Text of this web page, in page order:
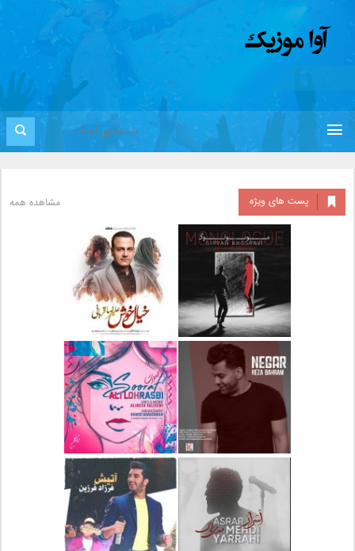
پست های ویژه مشاهده همه
دانلود آلبوم جدید سیروان
خسروی بنام مونولوگ
دانلود آهنگ جدید علیرضا
قربانی بنام خیال خوش
دانلود آهنگ جدید رضا
بهرام بنام نگار
دانلود آهنگ جدید علی
لهراسبی بنام صورت